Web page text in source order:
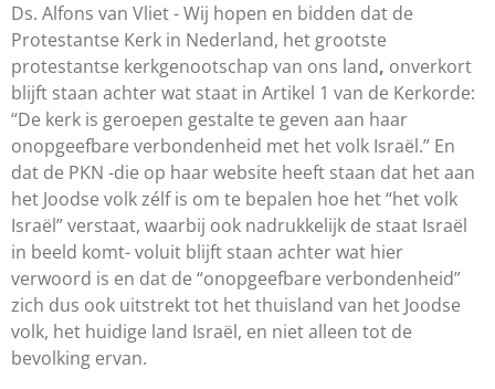
Ds. Alfons van Vliet - Wij hopen en bidden dat de
Protestantse Kerk in Nederland, het grootste
protestantse kerkgenootschap van ons land, onverkort
blijft staan achter wat staat in Artikel 1 van de Kerkorde:
“De kerk is geroepen gestalte te geven aan haar
onopgeefbare verbondenheid met het volk Israël.” En
dat de PKN -die op haar website heeft staan dat het aan
het Joodse volk zélf is om te bepalen hoe het “het volk
Israël” verstaat, waarbij ook nadrukkelijk de staat Israël
in beeld komt- voluit blijft staan achter wat hier
verwoord is en dat de “onopgeefbare verbondenheid”
zich dus ook uitstrekt tot het thuisland van het Joodse
volk, het huidige land Israël, en niet alleen tot de
bevolking ervan.